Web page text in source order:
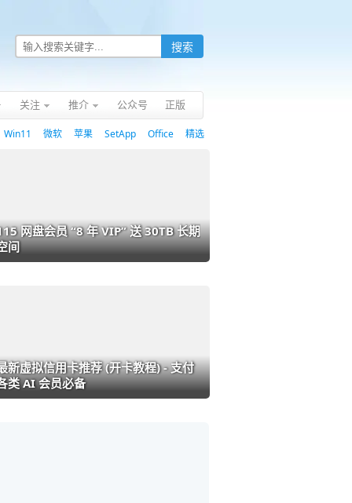
关注 推介 公众号 正版
Win11 微软 苹果 SetApp Office 精选
网盘会员 “8 年 VIP” 送 30TB 长期
间
新虚拟信用卡推荐 (开卡教程) - 支付
类 AI 会员必备